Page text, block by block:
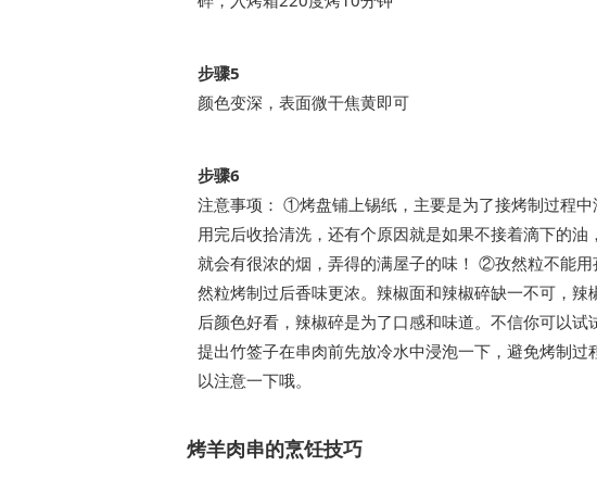
步骤5
颜色变深，表面微干焦黄即可
步骤6
注意事项： ①烤盘铺上锡纸，主要是为了接烤制过程中
用完后收拾清洗，还有个原因就是如果不接着滴下的油
就会有很浓的烟，弄得的满屋子的味！ ②孜然粒不能
然粒烤制过后香味更浓。辣椒面和辣椒碎缺一不可，辣
后颜色好看，辣椒碎是为了口感和味道。不信你可以
提出竹签子在串肉前先放冷水中浸泡一下，避免烤制过
以注意一下哦。
烤羊肉串的烹饪技巧